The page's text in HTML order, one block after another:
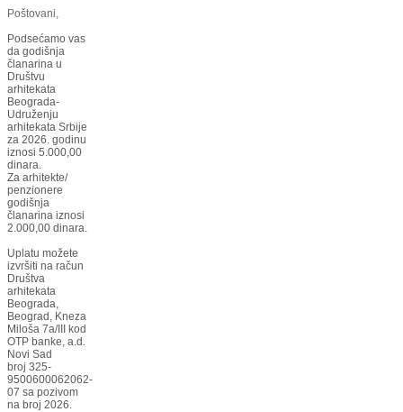
Poštovani,
Podsećamo vas
da godišnja
članarina u
Društvu
arhitekata
Beograda-
Udruženju
arhitekata Srbije
za 2026. godinu
iznosi 5.000,00
dinara.
Za arhitekte/
penzionere
godišnja
članarina iznosi
2.000,00 dinara.
Uplatu možete
izvršiti na račun
Društva
arhitekata
Beograda,
Beograd, Kneza
Miloša 7a/III kod
OTP banke, a.d.
Novi Sad
broj 325-
9500600062062-
07 sa pozivom
na broj 2026.